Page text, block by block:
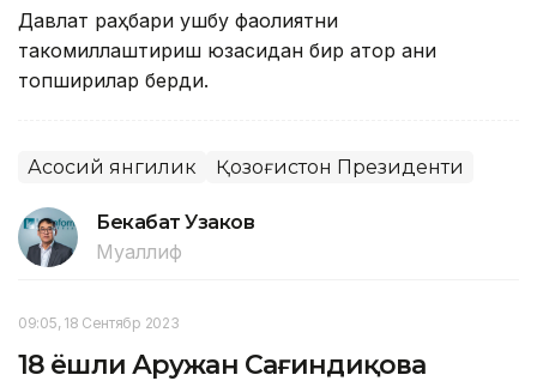
Давлат раҳбари ушбу фаолиятни
такомиллаштириш юзасидан бир қатор аниқ
топшириқлар берди.
Асосий янгилик Қозоғистон Президенти
Бекабат Узаков
Муаллиф
09:05, 18 Сентябр 2023
18 ёшли Аружан Сағиндиқова